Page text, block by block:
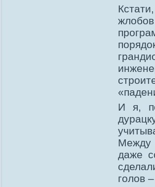
И я,
Между
даже
голов